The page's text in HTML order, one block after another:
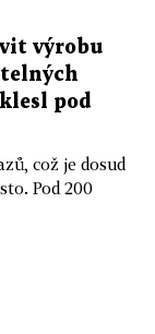
výrobu
pod
což je dosud
Pod 200